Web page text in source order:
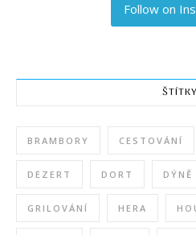
Follow on
ŠTÍTKY
BRAMBORY CESTOVÁNÍ
DEZERT DORT DÝNĚ
GRILOVÁNÍ HERA